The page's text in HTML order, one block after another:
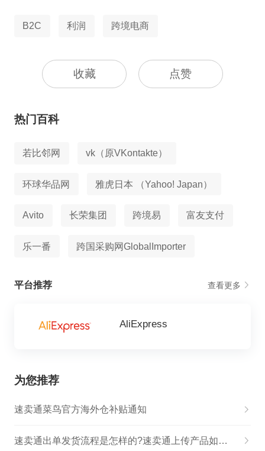
B2C 利润 跨境电商
收藏 点赞
热门百科
若比邻网 vk（原VKontakte）
环球华品网 雅虎日本 （Yahoo! Japan）
Avito 长荣集团 跨境易 富友支付
乐一番 跨国采购网GlobalImporter
平台推荐 查看更多
AliExpress
为您推荐
速卖通菜鸟官方海外仓补贴通知
速卖通出单发货流程是怎样的?速卖通上传产品如何吸引客人眼球?